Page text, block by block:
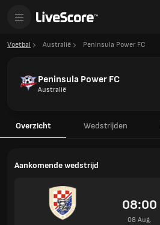
Voetbal Australië Peninsula Power FC
Peninsula Power FC
Australië
Overzicht Wedstrijden
Aankomende wedstrijd
08:00
08 Aug.